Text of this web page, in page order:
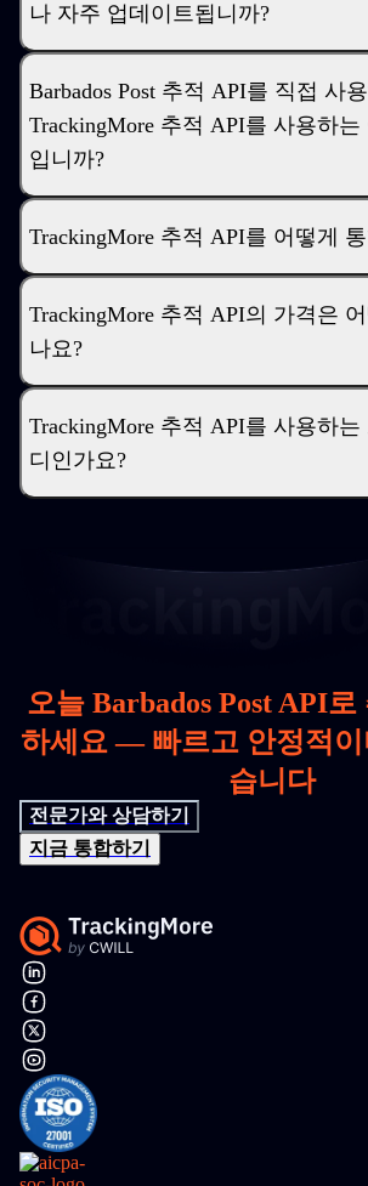
나 자주 업데이트됩니까?
Barbados Post 추적 API를 직접 사
TrackingMore 추적 API를 사용하는
입니까?
TrackingMore 추적 API를 어떻게
TrackingMore 추적 API의 가격은
나요?
TrackingMore 추적 API를 사용하는
디인가요?
오늘 Barbados Post API
하세요 — 빠르고 안정적이
습니다
전문가와 상담하기
지금 통합하기